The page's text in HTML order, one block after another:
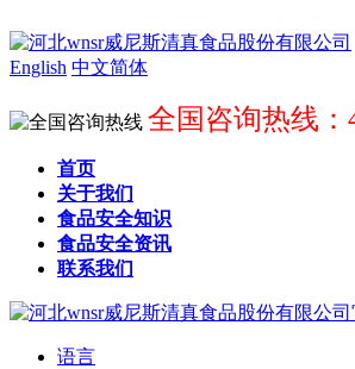
English 中文简体
全国咨询热线：
首页
关于我们
食品安全知识
食品安全资讯
联系我们
语言